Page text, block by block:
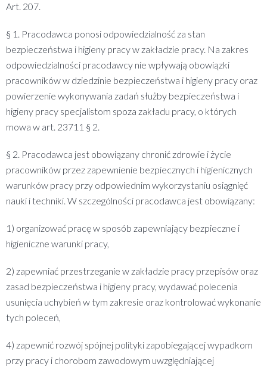
Art. 207.
§ 1. Pracodawca ponosi odpowiedzialność za stan
bezpieczeństwa i higieny pracy w zakładzie pracy. Na zakres
odpowiedzialności pracodawcy nie wpływają obowiązki
pracowników w dziedzinie bezpieczeństwa i higieny pracy oraz
powierzenie wykonywania zadań służby bezpieczeństwa i
higieny pracy specjalistom spoza zakładu pracy, o których
mowa w art. 23711 § 2.
§ 2. Pracodawca jest obowiązany chronić zdrowie i życie
pracowników przez zapewnienie bezpiecznych i higienicznych
warunków pracy przy odpowiednim wykorzystaniu osiągnięć
nauki i techniki. W szczególności pracodawca jest obowiązany:
1) organizować pracę w sposób zapewniający bezpieczne i
higieniczne warunki pracy,
2) zapewniać przestrzeganie w zakładzie pracy przepisów oraz
zasad bezpieczeństwa i higieny pracy, wydawać polecenia
usunięcia uchybień w tym zakresie oraz kontrolować wykonanie
tych poleceń,
4) zapewnić rozwój spójnej polityki zapobiegającej wypadkom
przy pracy i chorobom zawodowym uwzględniającej